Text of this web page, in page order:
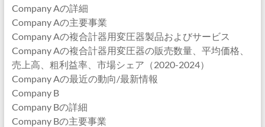
Company Aの詳細
Company Aの主要事業
Company Aの複合計器用変圧器製品およびサービス
Company Aの複合計器用変圧器の販売数量、平均価格、
売上高、粗利益率、市場シェア（2020-2024）
Company Aの最近の動向/最新情報
Company B
Company Bの詳細
Company Bの主要事業